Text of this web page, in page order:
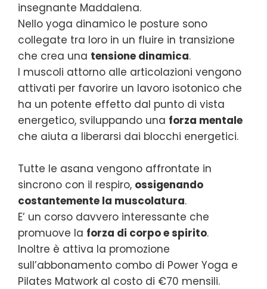
insegnante Maddalena.
Nello yoga dinamico le posture sono
collegate tra loro in un fluire in transizione
che crea una tensione dinamica.
I muscoli attorno alle articolazioni vengono
attivati per favorire un lavoro isotonico che
ha un potente effetto dal punto di vista
energetico, sviluppando una forza mentale
che aiuta a liberarsi dai blocchi energetici.
Tutte le asana vengono affrontate in
sincrono con il respiro, ossigenando
costantemente la muscolatura.
E’ un corso davvero interessante che
promuove la forza di corpo e spirito.
Inoltre è attiva la promozione
sull’abbonamento combo di Power Yoga e
Pilates Matwork al costo di €70 mensili.